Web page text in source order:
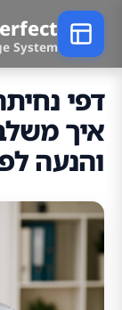
System
דפי
איך
והנעה